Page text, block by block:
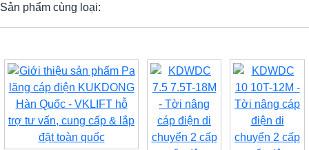
Sản phẩm cùng loại: